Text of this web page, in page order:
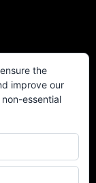
the
improve our
essential